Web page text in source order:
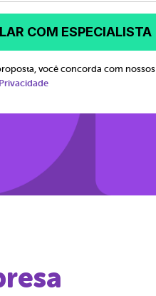
COM ESPECIALISTA
você concorda com nossos